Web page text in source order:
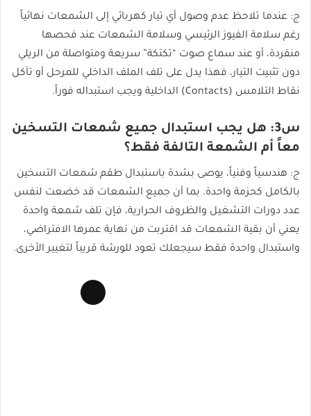
ج: عندما تلاحظ عدم وصول أي تيار كهربائي إلى الشمعات نهائياً
رغم سلامة الفيوز الرئيسي وسلامة الشمعات عند فحصها
منفردة، أو عند سماع صوت “تكتكة” سريعة ومتواصلة من الريلي
دون تثبيت التيار، فهذا يدل على تلف الملف الداخلي للمرحل أو تآكل
نقاط التلامس (Contacts) الداخلية ويجب استبداله فوراً.
س3: هل يجب استبدال جميع شمعات التسخين
معاً أم الشمعة التالفة فقط؟
ج: هندسياً وفنياً، يوصى بشدة باستبدال طقم شمعات التسخين
بالكامل كحزمة واحدة. بما أن جميع الشمعات قد خضعت لنفس
عدد دورات التشغيل والظروف الحرارية، فإن تلف شمعة واحدة
يعني أن بقية الشمعات قد اقتربت من نهاية عمرها الافتراضي،
واستبدال واحدة فقط سيجعلك تعود للورشة قريباً لتغيير الأخرى.
Long